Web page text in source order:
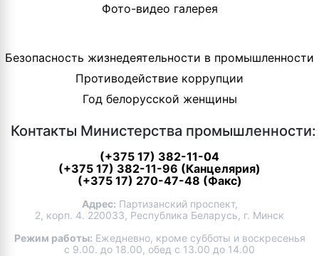
Фото-видео галерея
Безопасность жизнедеятельности в промышленности
Противодействие коррупции
Год белорусской женщины
Контакты Министерства промышленности:
(+375 17) 382-11-04
(+375 17) 382-11-96 (Канцелярия)
(+375 17) 270-47-48 (Факс)
Адрес: Партизанский проспект,
2, корп. 4. 220033, Республика Беларусь, г. Минск
Режим работы: Ежедневно, кроме субботы и воскресенья
с 9.00. до 18.00, обед с 13.00 до 14.00